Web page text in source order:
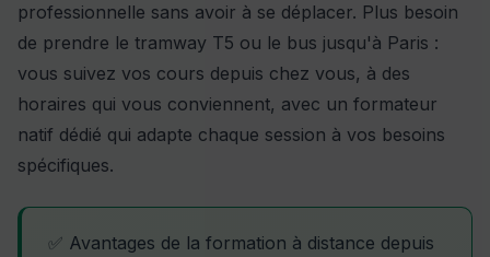
professionnelle sans avoir à se déplacer. Plus besoin
de prendre le tramway T5 ou le bus jusqu'à Paris :
vous suivez vos cours depuis chez vous, à des
horaires qui vous conviennent, avec un formateur
natif dédié qui adapte chaque session à vos besoins
spécifiques.
✅ Avantages de la formation à distance depuis